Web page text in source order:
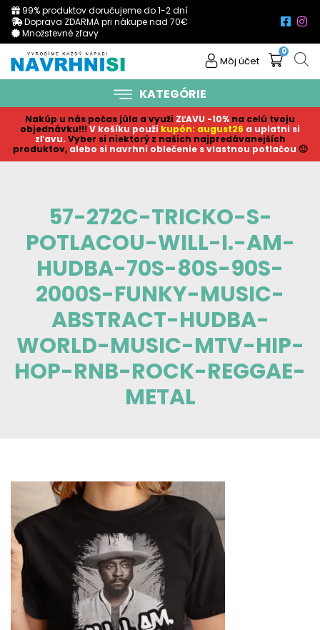
99% produktov doručujeme do 1-2 dní
Doprava ZDARMA pri nákupe nad 70€
Množstevné zľavy
Môj účet
0
KATEGÓRIE
Nakúp u nás počas júla a využi ZĽAVU -10% na celú tvoju
objednávku!!! V košíku použi kupón: august26 a uplatni si
zľavu. Vyber si niektorý z našich najpredávanejších
produktov, alebo si navrhni oblečenie s vlastnou potlačou 🙂
57-272C-TRICKO-S-
POTLACOU-WILL-I.-AM-
HUDBA-70S-80S-90S-
2000S-FUNKY-MUSIC-
ABSTRACT-HUDBA-
WORLD-MUSIC-MTV-HIP-
HOP-RNB-ROCK-REGGAE-
METAL